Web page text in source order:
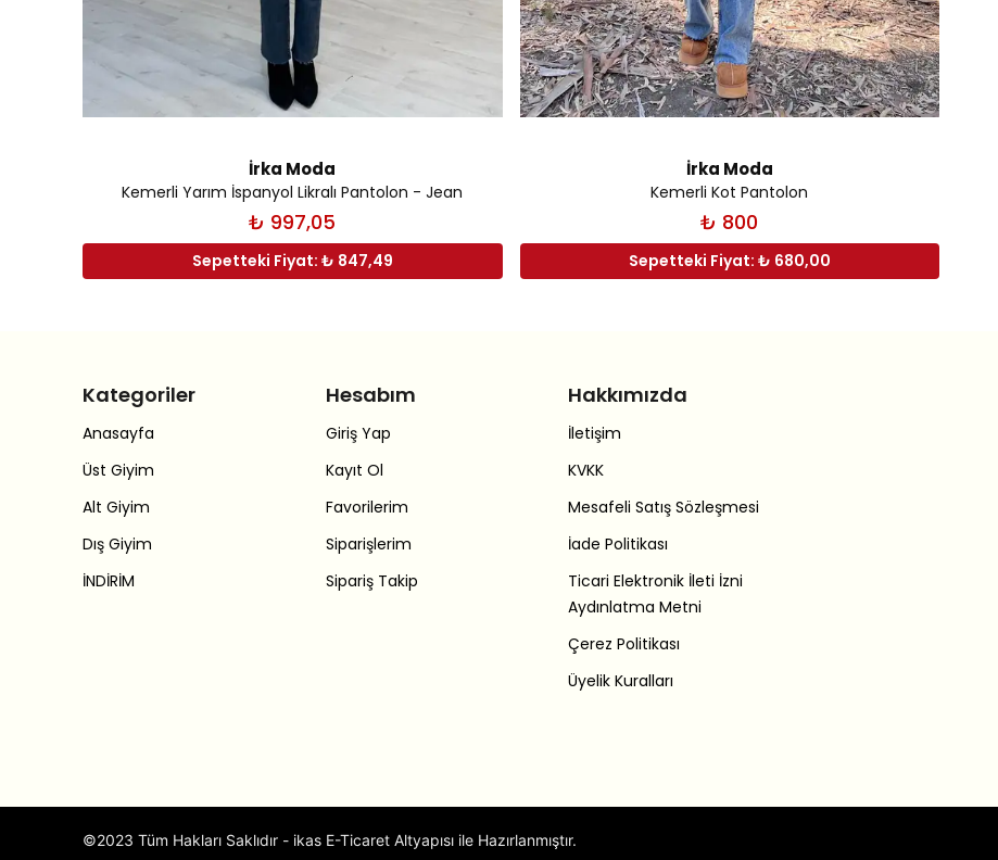
İrka Moda
Kemerli Yarım İspanyol Likralı Pantolon - Jean
₺ 997,05
Sepetteki Fiyat: ₺ 847,49
İrka Moda
Kemerli Kot Pantolon
₺ 800
Sepetteki Fiyat: ₺ 680,00
Kategoriler
Anasayfa
Üst Giyim
Alt Giyim
Dış Giyim
İNDİRİM
Hesabım
Giriş Yap
Kayıt Ol
Favorilerim
Siparişlerim
Sipariş Takip
Hakkımızda
İletişim
KVKK
Mesafeli Satış Sözleşmesi
İade Politikası
Ticari Elektronik İleti İzni
Aydınlatma Metni
Çerez Politikası
Üyelik Kuralları
©2023 Tüm Hakları Saklıdır - ikas E-Ticaret Altyapısı ile Hazırlanmıştır.